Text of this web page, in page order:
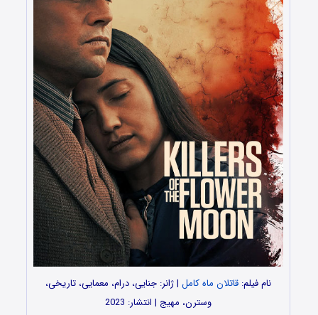
نام فیلم: قاتلان ماه کامل | ژانر: جنایی، درام، معمایی، تاریخی،
وسترن، مهیج | انتشار: 2023